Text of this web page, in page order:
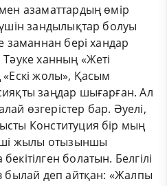
азаматтардың өмір
зандылықтар болуы
заманнан бері хандар
ханның «Жеті
жолы», Қасым
заңдар шығарған. Ал
өзгерістер бар. Әуелі,
Конституция бір мың
жылы отызыншы
болатын. Белгілі
былай деп айтқан: «Жалпы